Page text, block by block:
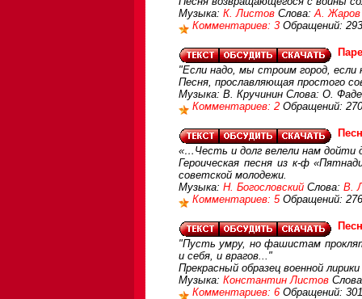
Музыка: К. Листов Слова:А. Жаров
Комментариев: 3 Обращений:
"Если надо, мы строим город,
Песня, прославляющая простого
Музыка: В. Кручинин Слова: О.
Комментариев: 2 Обращений:
«…Честь и долг велели нам дойти
Героическая песня из к-ф
советской молодежи.
Музыка: Н. Богословский Слова: В.
Комментариев: 5 Обращений:
"Пусть умру, но фашистам
и себя, и врагов..."
Прекрасный образец военной лирики
Музыка: Константин Листов
Комментариев: 6 Обращений: